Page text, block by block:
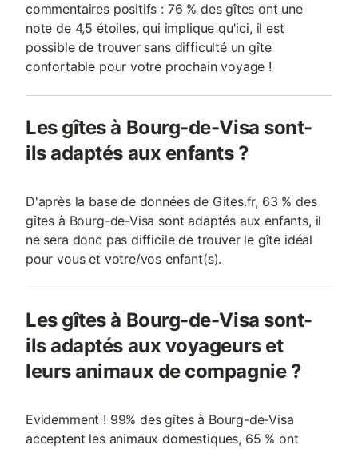
commentaires positifs : 76 % des gîtes ont une
note de 4,5 étoiles, qui implique qu'ici, il est
possible de trouver sans difficulté un gîte
confortable pour votre prochain voyage !
Les gîtes à Bourg-de-Visa sont-
ils adaptés aux enfants ?
D'après la base de données de Gites.fr, 63 % des
gîtes à Bourg-de-Visa sont adaptés aux enfants, il
ne sera donc pas difficile de trouver le gîte idéal
pour vous et votre/vos enfant(s).
Les gîtes à Bourg-de-Visa sont-
ils adaptés aux voyageurs et
leurs animaux de compagnie ?
Evidemment ! 99% des gîtes à Bourg-de-Visa
acceptent les animaux domestiques, 65 % ont